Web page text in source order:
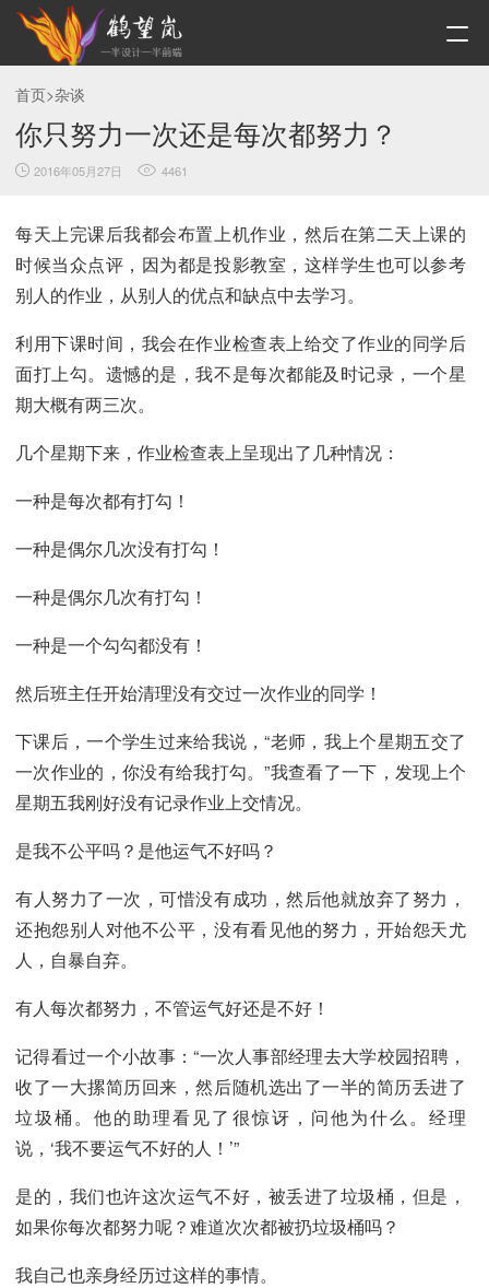
首页>杂谈
你只努力一次还是每次都努力？
2016年05月27日 4461
每天上完课后我都会布置上机作业，然后在第二天上课的
时候当众点评，因为都是投影教室，这样学生也可以参考
别人的作业，从别人的优点和缺点中去学习。
利用下课时间，我会在作业检查表上给交了作业的同学后
面打上勾。遗憾的是，我不是每次都能及时记录，一个星
期大概有两三次。
几个星期下来，作业检查表上呈现出了几种情况：
一种是每次都有打勾！
一种是偶尔几次没有打勾！
一种是偶尔几次有打勾！
一种是一个勾勾都没有！
然后班主任开始清理没有交过一次作业的同学！
下课后，一个学生过来给我说，“老师，我上个星期五交了
一次作业的，你没有给我打勾。”我查看了一下，发现上个
星期五我刚好没有记录作业上交情况。
是我不公平吗？是他运气不好吗？
有人努力了一次，可惜没有成功，然后他就放弃了努力，
还抱怨别人对他不公平，没有看见他的努力，开始怨天尤
人，自暴自弃。
有人每次都努力，不管运气好还是不好！
记得看过一个小故事：“一次人事部经理去大学校园招聘，
收了一大摞简历回来，然后随机选出了一半的简历丢进了
垃圾桶。他的助理看见了很惊讶，问他为什么。经理
说，‘我不要运气不好的人！’”
是的，我们也许这次运气不好，被丢进了垃圾桶，但是，
如果你每次都努力呢？难道次次都被扔垃圾桶吗？
我自己也亲身经历过这样的事情。